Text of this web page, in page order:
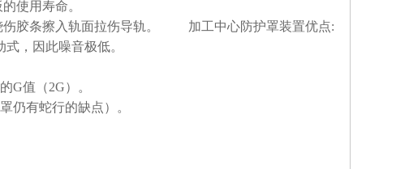
使用寿命。
伤胶条擦入轨面拉伤导轨。 加工中心防护罩装置优点:
，因此噪音极低。
G值（2G）。
仍有蛇行的缺点）。